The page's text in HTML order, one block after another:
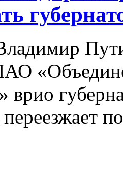
врио